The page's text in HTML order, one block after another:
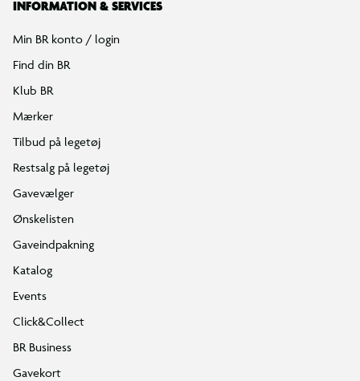
INFORMATION & SERVICES
Min BR konto / login
Find din BR
Klub BR
Mærker
Tilbud på legetøj
Restsalg på legetøj
Gavevælger
Ønskelisten
Gaveindpakning
Katalog
Events
Click&Collect
BR Business
Gavekort